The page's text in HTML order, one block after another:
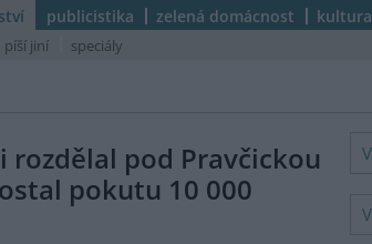
publicistika zelená domácnost kultura
píší jiní speciály
rozdělal pod Pravčickou
pokutu 10 000